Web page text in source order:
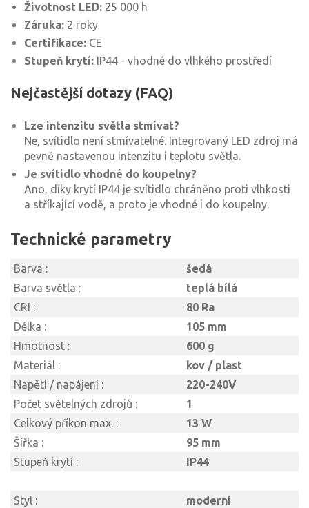
Životnost LED: 25 000 h
Záruka: 2 roky
Certifikace: CE
Stupeň krytí: IP44 - vhodné do vlhkého prostředí
Nejčastější dotazy (FAQ)
Lze intenzitu světla stmívat?
Ne, svítidlo není stmívatelné. Integrovaný LED zdroj má
pevně nastavenou intenzitu i teplotu světla.
Je svítidlo vhodné do koupelny?
Ano, díky krytí IP44 je svítidlo chráněno proti vlhkosti
a stříkající vodě, a proto je vhodné i do koupelny.
Technické parametry
Barva :
šedá
Barva světla :
teplá bílá
CRI :
80 Ra
Délka :
105 mm
Hmotnost :
600 g
Materiál :
kov / plast
Napětí / napájení :
220-240V
Počet světelných zdrojů :
1
Celkový příkon max. :
13 W
Šířka :
95 mm
Stupeň krytí :
IP44
Styl :
moderní